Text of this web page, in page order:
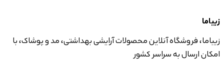
زیباما
زیباما، فروشگاه آنلاین محصولات آرایشی بهداشتی، مد و پوشاک، با
امکان ارسال به سراسر کشور